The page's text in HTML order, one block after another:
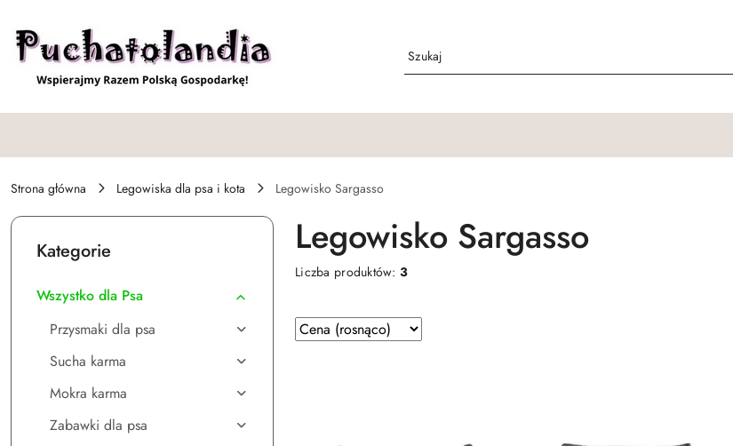
Strona główna Legowiska dla psa i kota Legowisko Sargasso
Kategorie
Wszystko dla Psa
Przysmaki dla psa
Sucha karma
Mokra karma
Zabawki dla psa
Legowisko Sargasso
Liczba produktów:3
Zastosowano
sortowanie:
Sortuj
według